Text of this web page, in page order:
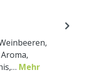
Mehr